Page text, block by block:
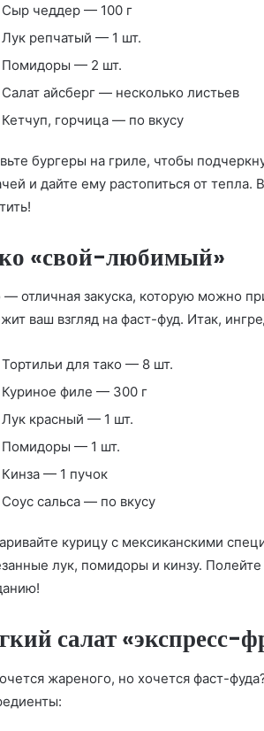
Сыр чеддер — 100 г
Лук репчатый — 1 шт.
Помидоры — 2 шт.
Салат айсберг — несколько листьев
Кетчуп, горчица — по вкусу
бургеры на гриле, чтобы
и дайте ему растопиться от
«свой-любимый»
— отличная закуска, которую можно
ваш взгляд на фаст-фуд. Итак,
Тортильи для тако — 8 шт.
Куриное филе — 300 г
Лук красный — 1 шт.
Помидоры — 1 шт.
Кинза — 1 пучок
Соус сальса — по вкусу
курицу с мексиканскими
лук, помидоры и кинзу.
салат «экспресс-
жареного, но хочется фаст-